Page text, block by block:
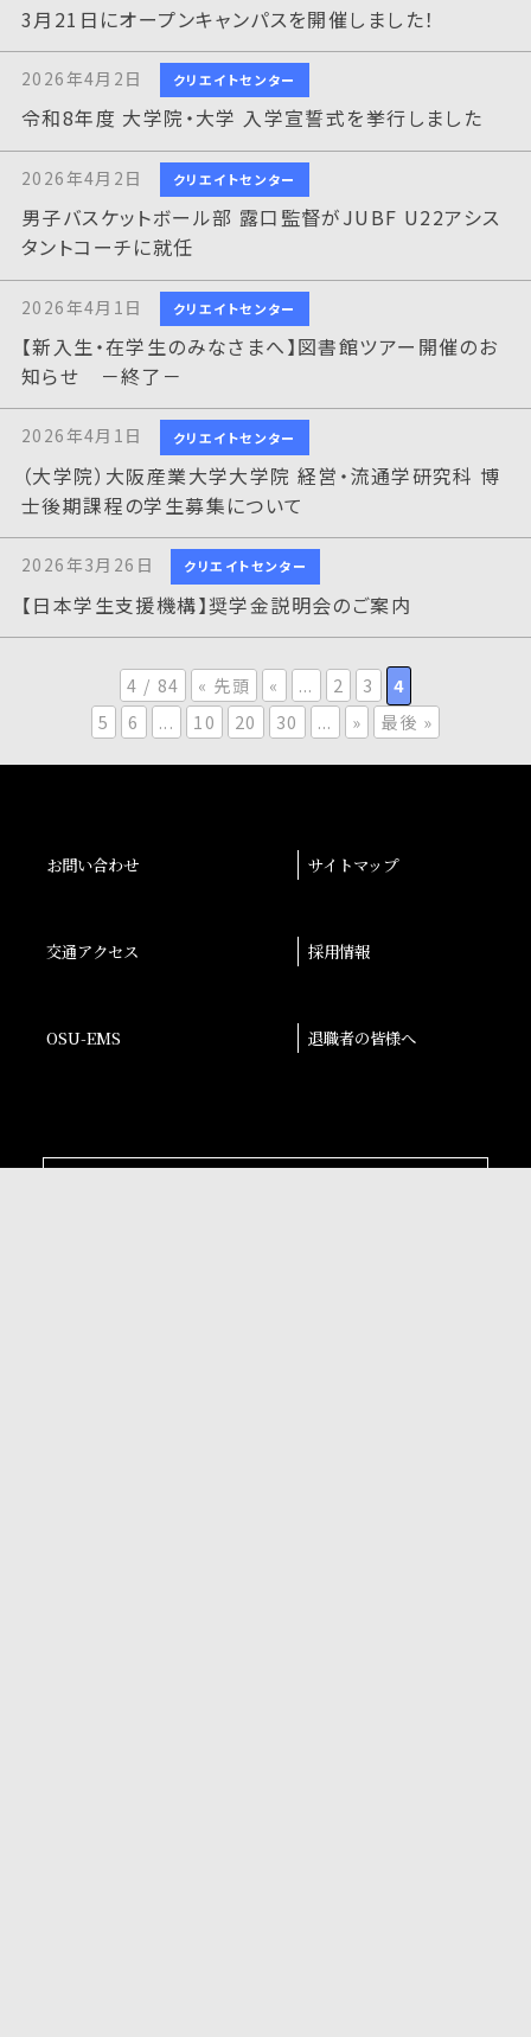
3月21日にオープンキャンパスを開催しました！
2026年4月2日 クリエイトセンター
令和8年度 大学院・大学 入学宣誓式を挙行しました
2026年4月2日 クリエイトセンター
男子バスケットボール部 露口監督がJUBF U22アシス
タントコーチに就任
2026年4月1日 クリエイトセンター
【新入生・在学生のみなさまへ】図書館ツアー開催のお
知らせ －終了－
2026年4月1日 クリエイトセンター
（大学院）大阪産業大学大学院 経営・流通学研究科 博
士後期課程の学生募集について
2026年3月26日 クリエイトセンター
【日本学生支援機構】奨学金説明会のご案内
4 / 84 « 先頭 « ... 2 3
4
5
6 ... 10 20 30 ... » 最後 »
お問い合わせ サイトマップ
交通アクセス 採用情報
OSU-EMS 退職者の皆様へ